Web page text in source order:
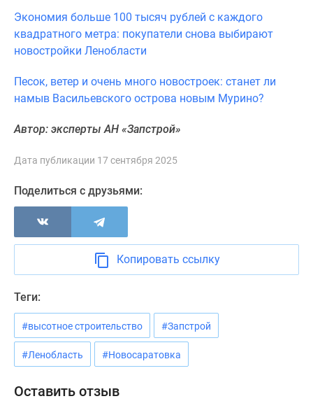
Субсидированная
застройщиком
Мнение
эксперта
Ипотечный
Новости
Новостройки
Ленинградской
области
ИТ-
Квартиры
скидками
25%
Новостройки
класса
Экономия больше 100 тысяч рублей с каждого
квадратного метра: покупатели снова выбирают
новостройки Ленобласти
Песок, ветер и очень много новостроек: станет ли
намыв Васильевского острова новым Мурино?
Автор: эксперты АН «Запстрой»
Дата публикации 17 сентября 2025
Поделиться с друзьями:
Копировать ссылку
Теги:
#высотное строительство #Запстрой
#Ленобласть #Новосаратовка
Оставить отзыв